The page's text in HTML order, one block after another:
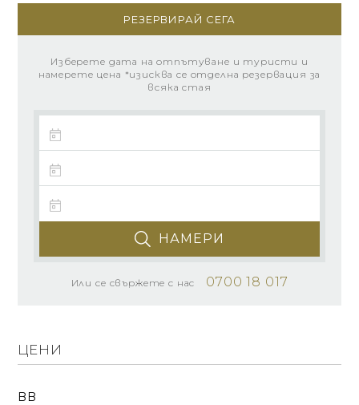
РЕЗЕРВИРАЙ СЕГА
Изберете дата на отпътуване и туристи и
намерете цена *изисква се отделна резервация за
всяка стая
НАМЕРИ
Или се свържете с нас 0700 18 017
ЦЕНИ
BB